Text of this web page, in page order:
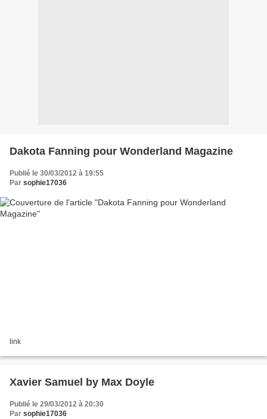
Dakota Fanning pour Wonderland Magazine
Publié le 30/03/2012 à 19:55
Par sophie17036
link
Xavier Samuel by Max Doyle
Publié le 29/03/2012 à 20:30
Par sophie17036